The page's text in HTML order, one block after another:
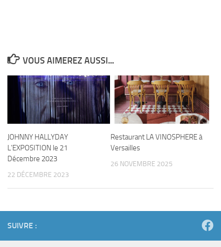
VOUS AIMEREZ AUSSI...
JOHNNY HALLYDAY
L’EXPOSITION le 21
Décembre 2023
22 DÉCEMBRE 2023
Restaurant LA VINOSPHERE à
Versailles
26 NOVEMBRE 2025
SUIVRE :